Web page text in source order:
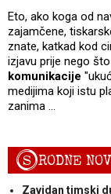
Eto, ako koga od
zajamčene,
znate, katkad kod
izjavu prije nego
komunikacije
medijima koji istu
zanima …
SRODNE
Zavidan timski